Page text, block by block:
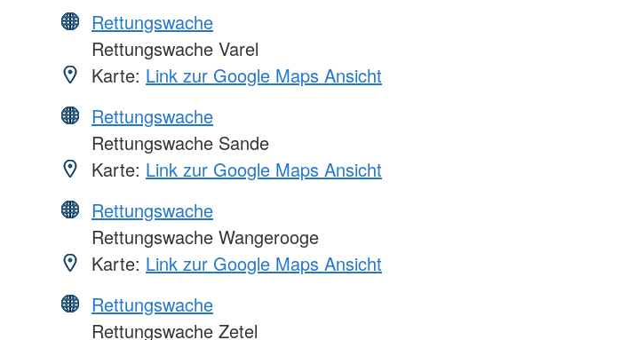
Rettungswache
Rettungswache Varel
Karte: Link zur Google Maps Ansicht
Rettungswache
Rettungswache Sande
Karte: Link zur Google Maps Ansicht
Rettungswache
Rettungswache Wangerooge
Karte: Link zur Google Maps Ansicht
Rettungswache
Rettungswache Zetel